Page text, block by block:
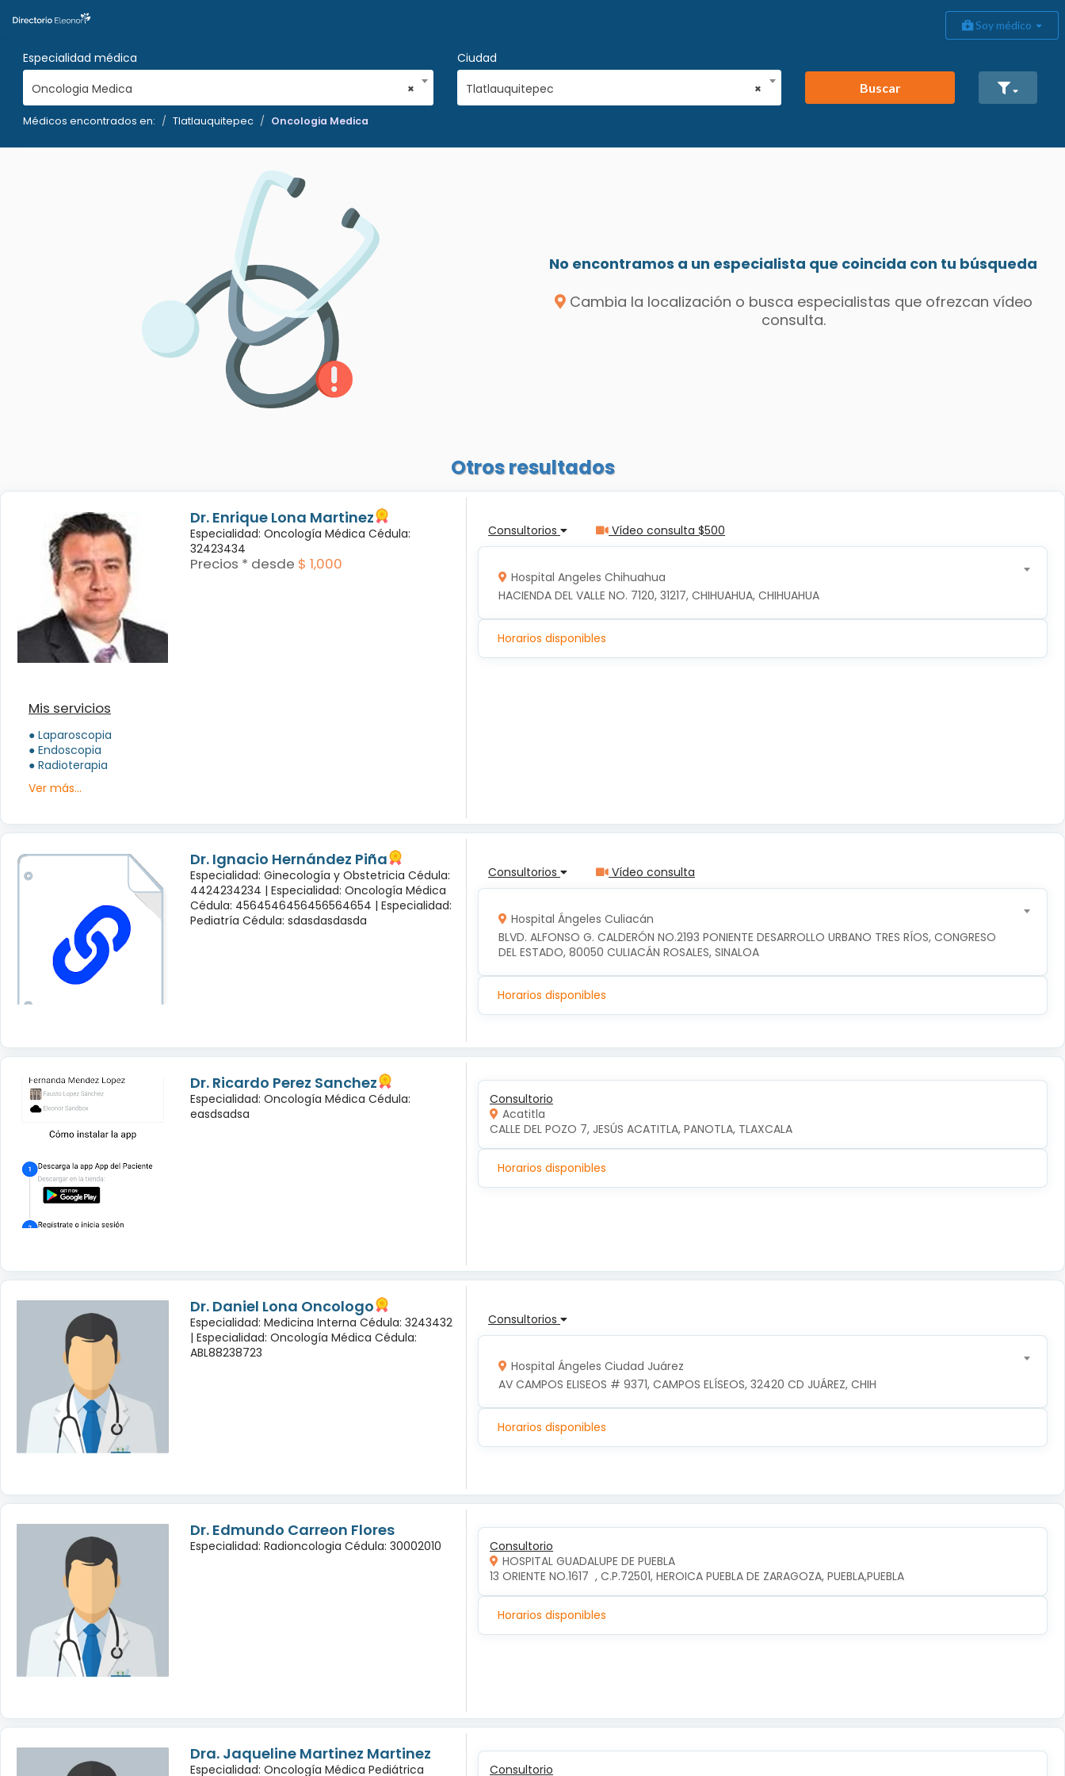
Soy médico
Especialidad médica
×
Oncologia Medica
Ciudad
×
Tlatlauquitepec Buscar
Médicos encontrados en: Tlatlauquitepec Oncologia Medica
No encontramos a un especialista que coincida con tu búsqueda
Cambia la localización o busca especialistas que ofrezcan vídeo
consulta.
Otros resultados
Dr. Enrique Lona Martinez
Especialidad: Oncología Médica Cédula:
32423434
Precios * desde $ 1,000
Mis servicios
● Laparoscopia
● Endoscopia
● Radioterapia
Ver más...
Consultorios Vídeo consulta $500
Hospital Angeles Chihuahua
HACIENDA DEL VALLE NO. 7120, 31217, CHIHUAHUA, CHIHUAHUA
Horarios disponibles
Dr. Ignacio Hernández Piña
Especialidad: Ginecología y Obstetricia Cédula:
4424234234 | Especialidad: Oncología Médica
Cédula: 4564546456456564654 | Especialidad:
Pediatría Cédula: sdasdasdasda
Consultorios Vídeo consulta
Hospital Ángeles Culiacán
BLVD. ALFONSO G. CALDERÓN NO.2193 PONIENTE DESARROLLO URBANO TRES RÍOS, CONGRESO
DEL ESTADO, 80050 CULIACÁN ROSALES, SINALOA
Horarios disponibles
Dr. Ricardo Perez Sanchez
Especialidad: Oncología Médica Cédula:
easdsadsa
Consultorio
Acatitla
CALLE DEL POZO 7, JESÚS ACATITLA, PANOTLA, TLAXCALA
Horarios disponibles
Dr. Daniel Lona Oncologo
Especialidad: Medicina Interna Cédula: 3243432
| Especialidad: Oncología Médica Cédula:
ABL88238723
Consultorios
Hospital Ángeles Ciudad Juárez
AV CAMPOS ELISEOS # 9371, CAMPOS ELÍSEOS, 32420 CD JUÁREZ, CHIH
Horarios disponibles
Dr. Edmundo Carreon Flores
Especialidad: Radioncologia Cédula: 30002010
Consultorio
HOSPITAL GUADALUPE DE PUEBLA
13 ORIENTE NO.1617  , C.P.72501, HEROICA PUEBLA DE ZARAGOZA, PUEBLA,PUEBLA
Horarios disponibles
Dra. Jaqueline Martinez Martinez
Especialidad: Oncología Médica Pediátrica Consultorio